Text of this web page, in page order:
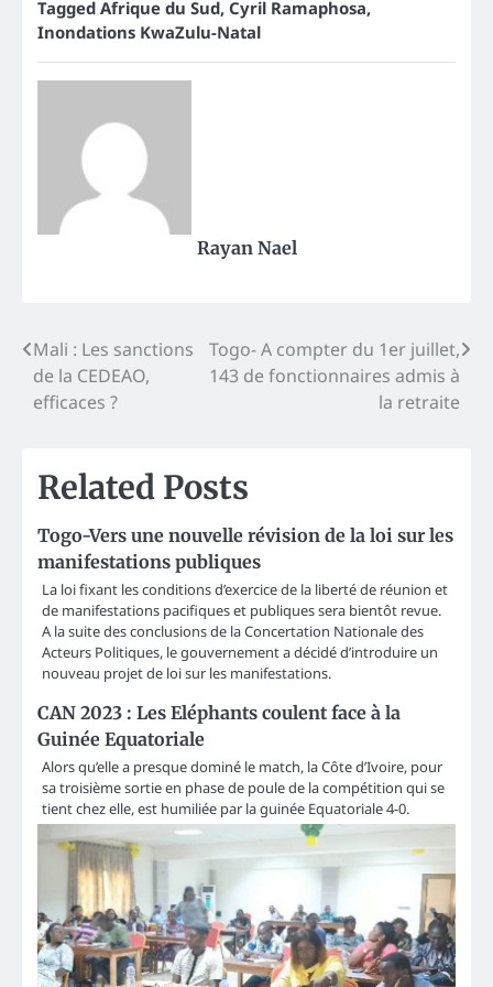
Tagged Afrique du Sud, Cyril Ramaphosa,
Inondations KwaZulu-Natal
Rayan Nael
Post
navigation
Mali : Les sanctions
de la CEDEAO,
efficaces ?
Togo- A compter du 1er juillet,
143 de fonctionnaires admis à
la retraite
Related Posts
Togo-Vers une nouvelle révision de la loi sur les
manifestations publiques
La loi fixant les conditions d’exercice de la liberté de réunion et
de manifestations pacifiques et publiques sera bientôt revue.
A la suite des conclusions de la Concertation Nationale des
Acteurs Politiques, le gouvernement a décidé d’introduire un
nouveau projet de loi sur les manifestations.
CAN 2023 : Les Eléphants coulent face à la
Guinée Equatoriale
Alors qu’elle a presque dominé le match, la Côte d’Ivoire, pour
sa troisième sortie en phase de poule de la compétition qui se
tient chez elle, est humiliée par la guinée Equatoriale 4-0.